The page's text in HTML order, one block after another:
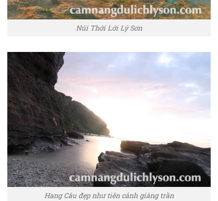
Núi Thới Lới Lý Sơn
Hang Câu đẹp như tiên cảnh giáng trần